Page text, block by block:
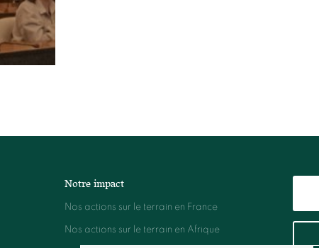
Notre impact
Nos actions sur le terrain en France
Nos actions sur le terrain en Afrique